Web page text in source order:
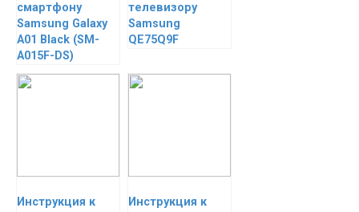
смартфону
Samsung Galaxy
A01 Black (SM-
A015F-DS)
телевизору
Samsung
QE75Q9F
Инструкция к
Инструкция к